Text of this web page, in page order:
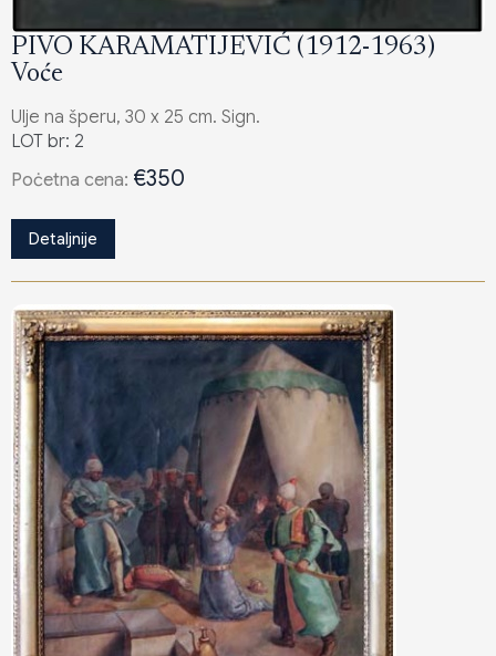
PIVO KARAMATIJEVIĆ (1912-1963)
Voće
Ulje na šperu, 30 x 25 cm. Sign.
LOT br: 2
Poċetna cena: €350
Detaljnije